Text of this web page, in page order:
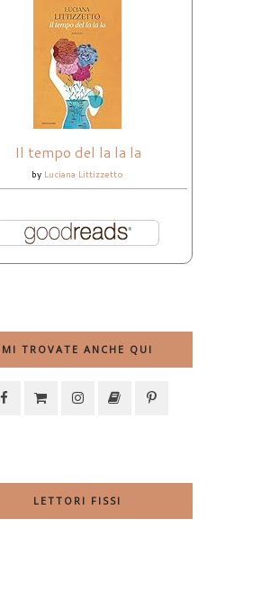
Il tempo del la la la
by Luciana Littizzetto
MI TROVATE ANCHE QUI
LETTORI FISSI